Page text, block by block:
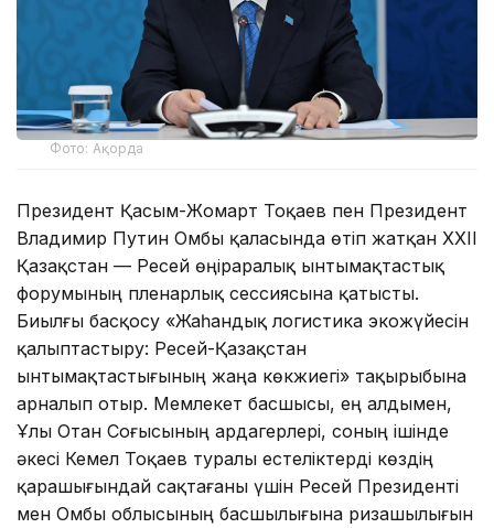
Фото: Ақорда
Президент Қасым-Жомарт Тоқаев пен Президент
Владимир Путин Омбы қаласында өтіп жатқан XXII
Қазақстан — Ресей өңіраралық ынтымақтастық
форумының пленарлық сессиясына қатысты.
Биылғы басқосу «Жаһандық логистика экожүйесін
қалыптастыру: Ресей-Қазақстан
ынтымақтастығының жаңа көкжиегі» тақырыбына
арналып отыр. Мемлекет басшысы, ең алдымен,
Ұлы Отан Соғысының ардагерлері, соның ішінде
әкесі Кемел Тоқаев туралы естеліктерді көздің
қарашығындай сақтағаны үшін Ресей Президенті
мен Омбы облысының басшылығына ризашылығын